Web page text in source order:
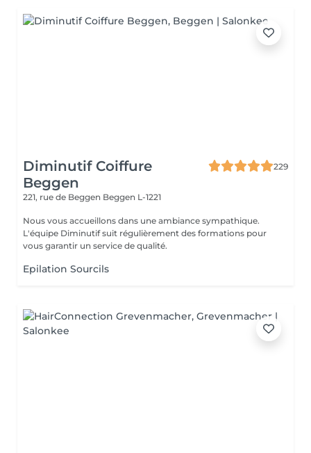
Diminutif Coiffure
Beggen
229
221, rue de Beggen Beggen L-1221
Nous vous accueillons dans une ambiance sympathique.
L'équipe Diminutif suit régulièrement des formations pour
vous garantir un service de qualité.
Epilation Sourcils